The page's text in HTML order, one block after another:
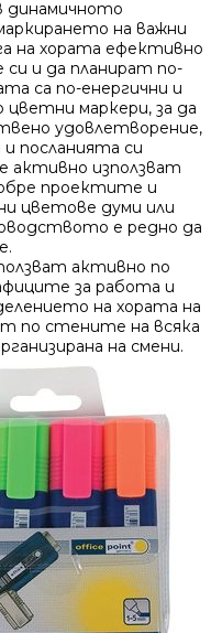
динамичното
на важни
на хората ефективно
и да планират по-
са по-енергични и
маркери, за да
удовлетворение,
посланията си
активно използват
проектите и
цветове думи или
е редно да
активно по
за работа и
на хората на
по стените на всяка
на смени.